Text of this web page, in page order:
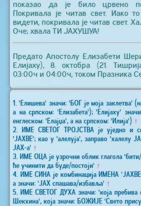
показао да је било црвено
Покривала је читав свет. Иако
видети, покривала је читав свет.
Оче; хвала ТИ ЈАХУШУА!
Предато Апостолу Елизабети
Елијаху), 8. октобра (21.
03:00ч и 04:00ч, током Празника
1. 'Елишева' значи: 'БОГ је моја заклетва'
а на српском: 'Елизабета'); 'Елијаху'
енглеском: 'Елајџа', а на српском: 'Илија') ↑
2. ИМЕ СВЕТОГ ТРОЈСТВА је уједно и
'ЈАХВЕ'; као у 'алелуја', заправо 'халелу
ЈАХ-а' ↑
3. ИМЕ ОЦА је узрочни облик глагола
ће учинити да буде/постоји' ↑
4. ИМЕ СИНА је комбинација ИМЕНА
а значи: 'ЈАХ спашава/избавља' ↑
5. ИМЕ СВЕТОГ ДУХА значи: 'која
Шекхина', која значи: БОЖИЈЕ 'Свето